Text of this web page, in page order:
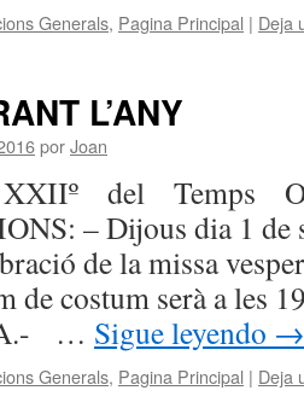
Generals, Pagina Principal | Deja
L’ANY
porJoan
XXIIº del Temps
– Dijous dia 1 de
de la missa
de costum serà a les
… Sigue leyendo →
Generals, Pagina Principal | Deja